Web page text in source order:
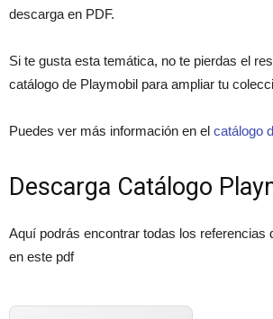
descarga en PDF.
Si te gusta esta temática, no te pierdas el
catálogo de Playmobil para ampliar tu
Puedes ver más información en el catálogo
Descarga Catálogo
Aquí podrás encontrar todas los referencias
en este pdf